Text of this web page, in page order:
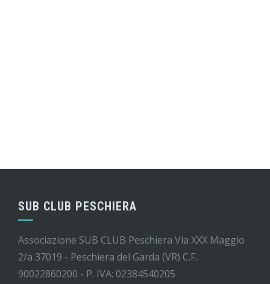
SUB CLUB PESCHIERA
Associazione SUB CLUB Peschiera Via XXX Maggio
2/a 37019 - Peschiera del Garda (VR) C.F.:
90022860200 - P. IVA: 02384540205